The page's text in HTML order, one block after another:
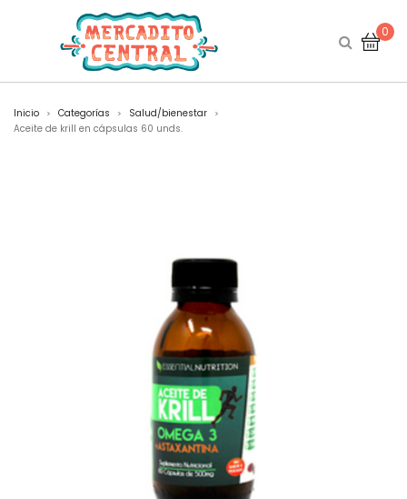
0
Inicio > Categorías > Salud/bienestar >
Aceite de krill en cápsulas 60 unds.